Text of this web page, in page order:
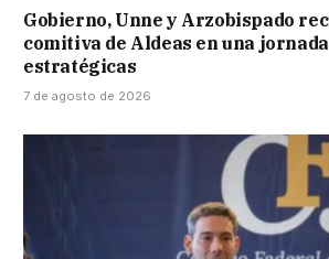
Gobierno, Unne y Arzobispado
comitiva de Aldeas en una
estratégicas
7 de agosto de 2026